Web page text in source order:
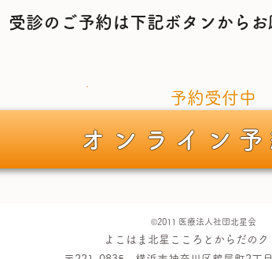
受診のご予約は下記ボタンからお
予約受付中
オンライン
©2011 医療法人社団北星会
よこはま北星こころとからだのク